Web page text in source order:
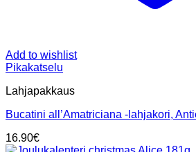
Add to wishlist
Pikakatselu
Lahjapakkaus
Bucatini all’Amatriciana -lahjakori,
16.90€